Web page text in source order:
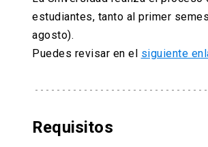
estudiantes, tanto al primer
agosto).
Puedes revisar en el siguiente
Requisitos